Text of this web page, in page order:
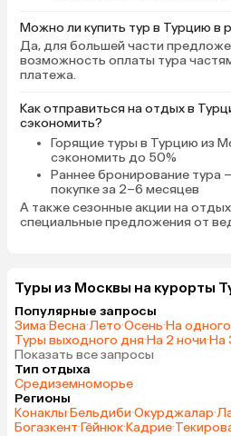
Можно ли купить тур в Турцию в
Да, для большей части
возможность оплаты тура
платежа.
Как отправиться на отдых в
сэкономить?
Горящие туры в Турцию из
сэкономить до 50%
Раннее бронирование тура
покупке за 2–6 месяцев
А такжесезонные акции на
специальные предложения от
Туры из Москвы на курорты
Популярные запросы
Зима·Весна·Лето·Осень·На одного
Туры выходного дня·На 2 ночи·На
Показать все запросы
Тип отдыха
Средиземноморье
Регионы
Конаклы·Бельдиби·Окурджалар·
Богазкент·Гёйнюк·Кадрие·